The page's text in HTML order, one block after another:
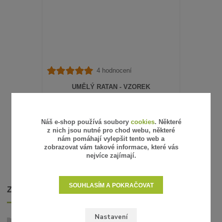
4 hodnocení
UMĚLÝ RATAN - VZOREK
ZVOLIT VARIANTU
ZBOŽÍ ZAŘAZENO V KATEGORIÍCH
Náš e-shop používá soubory cookies. Některé
z nich jsou nutné pro chod webu, některé
nám pomáhají vylepšit tento web a
zobrazovat vám takové informace, které vás
nejvíce zajímají.
Nastavení
SOUHLASÍM A POKRAČOVAT